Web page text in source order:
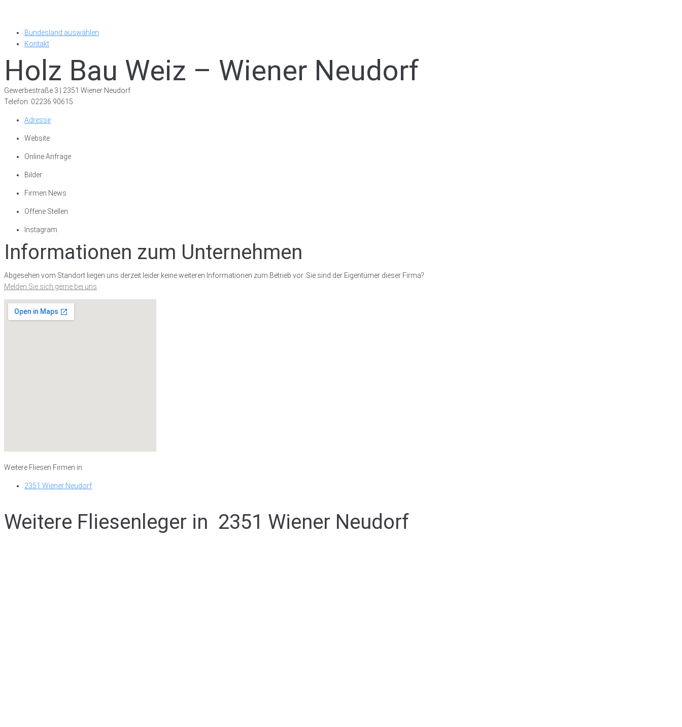
Bundesland auswählen
Kontakt
Holz Bau Weiz – Wiener Neudorf
Gewerbestraße 3 | 2351 Wiener Neudorf
Telefon: 02236 90615
Adresse
Website
Online Anfrage
Bilder
Firmen News
Offene Stellen
Instagram
Informationen zum Unternehmen
Abgesehen vom Standort liegen uns derzeit leider keine weiteren Informationen zum Betrieb vor. Sie sind der Eigentümer dieser Firma?
Melden Sie sich gerne bei uns
Weitere Fliesen Firmen in
2351 Wiener Neudorf
Weitere Fliesenleger in 2351 Wiener Neudorf